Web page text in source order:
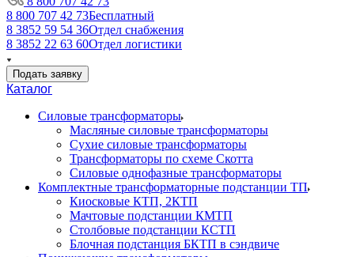
8 800 707 42 73Бесплатный
8 3852 59 54 36Отдел снабжения
8 3852 22 63 60Отдел логистики
Подать заявку
Каталог
Силовые трансформаторы
Масляные силовые трансформаторы
Сухие силовые трансформаторы
Трансформаторы по схеме Скотта
Силовые однофазные трансформаторы
Комплектные трансформаторные подстанции ТП
Киосковые КТП, 2КТП
Мачтовые подстанции КМТП
Столбовые подстанции КСТП
Блочная подстанция БКТП в сэндвиче